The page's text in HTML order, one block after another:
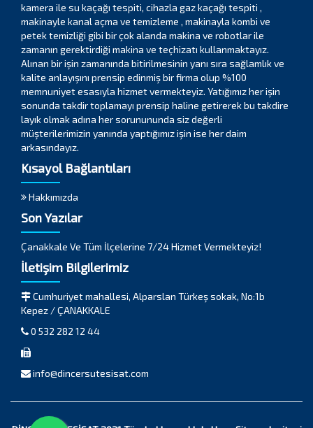
kamera ile su kaçağı tespiti, cihazla gaz kaçağı tespiti ,
makinayle kanal açma ve temizleme , makinayla kombi ve
petek temizliği gibi bir çok alanda makina ve robotlar ile
zamanın gerektirdiği makina ve teçhizatı kullanmaktayız.
Alınan bir işin zamanında bitirilmesinin yanı sıra sağlamlık ve
kalite anlayışını prensip edinmiş bir firma olup %100
memnuniyet esasıyla hizmet vermekteyiz. Yatığımız her işin
sonunda takdir toplamayı prensip haline getirerek bu takdire
layık olmak adına her sorunununda siz değerli
müşterilerimizin yanında yaptığımız işin ise her daim
arkasındayız.
Kısayol Bağlantıları
Hakkımızda
Son Yazılar
Çanakkale Ve Tüm İlçelerine 7/24 Hizmet Vermekteyiz!
İletişim Bilgilerimiz
Cumhuriyet mahallesi, Alparslan Türkeş sokak, No:1b
Kepez / ÇANAKKALE
0 532 282 12 44
info@dincersutesisat.com